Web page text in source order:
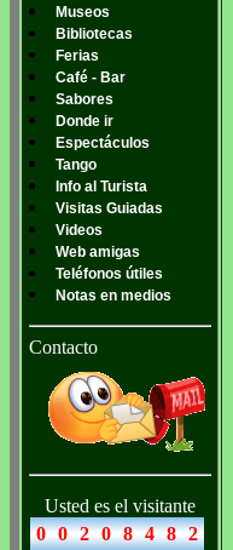
Museos
Bibliotecas
Ferias
Café - Bar
Sabores
Donde ir
Espectáculos
Tango
Info al Turista
Visitas Guiadas
Videos
Web amigas
Teléfonos útiles
Notas en medios
Contacto
Usted es el visitante